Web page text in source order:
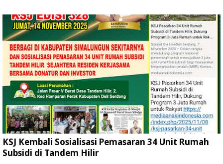
KSJ Kembali Sosialisasi Pemasaran 34 Unit Rumah
Subsidi di Tandem Hilir